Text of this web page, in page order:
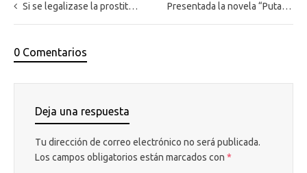
Si se legalizase la prostitución en España, ¿se acabaría con la explotación sexual? Presentada la novela “Puta no soy” de Charo Izquierdo
0 Comentarios
Deja una respuesta
Tu dirección de correo electrónico no será publicada.
Los campos obligatorios están marcados con *